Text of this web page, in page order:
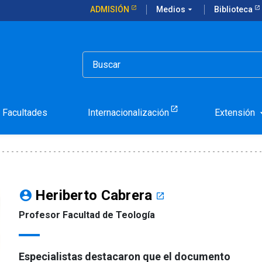
ADMISIÓN Medios arrow_drop_down Biblioteca
Facultades Internacionalización Extensión
que llama a
account_circle Heriberto Cabrera launch
Profesor Facultad de Teología
Especialistas destacaron que el documento